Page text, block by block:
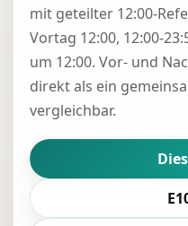
mit geteilter 12:00-
Vortag 12:00, 12:00-
um 12:00. Vor- und
direkt als ein
vergleichbar.